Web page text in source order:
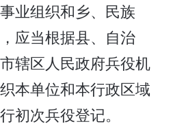
业组织和乡、民族
应当根据县、自治
辖区人民政府兵役机
本单位和本行政区域
初次兵役登记。